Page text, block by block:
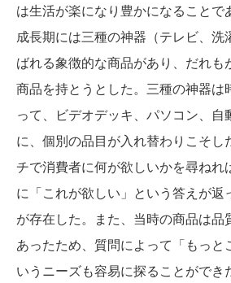
は生活が楽になり豊かになることで
成長期には三種の神器（テレビ、洗
ばれる象徴的な商品があり、だれも
商品を持とうとした。三種の神器は
って、ビデオデッキ、パソコン、自
に、個別の品目が入れ替わりこそし
チで消費者に何が欲しいかを尋ねれ
に「これが欲しい」という答えが返
が存在した。また、当時の商品は品
あったため、質問によって「もっと
いうニーズも容易に探ることができ